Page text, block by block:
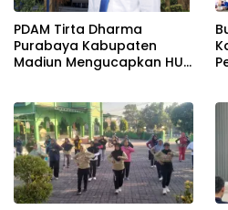
PDAM Tirta Dharma
Purabaya Kabupaten
Madiun Mengucapkan HUT